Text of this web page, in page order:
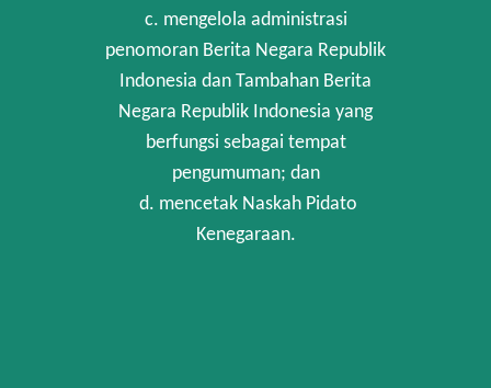
c. mengelola administrasi
penomoran Berita Negara Republik
Indonesia dan Tambahan Berita
Negara Republik Indonesia yang
berfungsi sebagai tempat
pengumuman; dan
d. mencetak Naskah Pidato
Kenegaraan.